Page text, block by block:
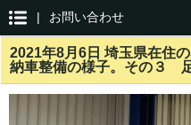
| お問い合わせ
2021年8月6日 埼玉県在住
納車整備の様子。その３